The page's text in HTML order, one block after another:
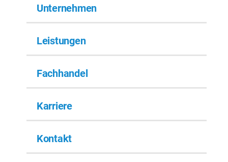
Unternehmen
Leistungen
Fachhandel
Karriere
Kontakt